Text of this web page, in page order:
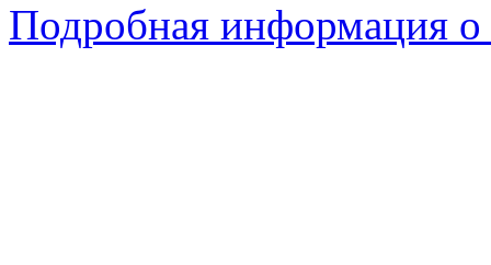
Подробная информация о